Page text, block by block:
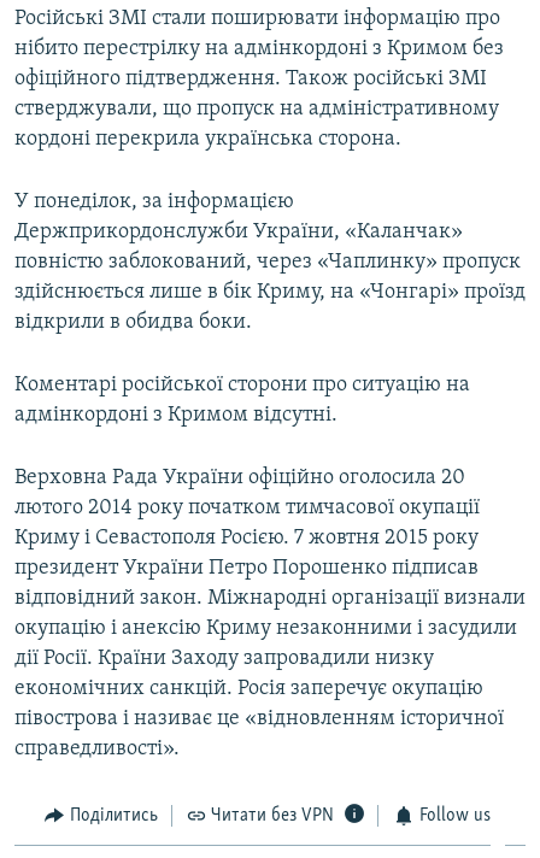
Російські ЗМІ стали поширювати інформацію про
нібито перестрілку на адмінкордоні з Кримом без
офіційного підтвердження. Також російські ЗМІ
стверджували, що пропуск на адміністративному
кордоні перекрила українська сторона.
У понеділок, за інформацією
Держприкордонслужби України, «Каланчак»
повністю заблокований, через «Чаплинку» пропуск
здійснюється лише в бік Криму, на «Чонгарі» проїзд
відкрили в обидва боки.
Коментарі російської сторони про ситуацію на
адмінкордоні з Кримом відсутні.
Верховна Рада України офіційно оголосила 20
лютого 2014 року початком тимчасової окупації
Криму і Севастополя Росією. 7 жовтня 2015 року
президент України Петро Порошенко підписав
відповідний закон. Міжнародні організації визнали
окупацію і анексію Криму незаконними і засудили
дії Росії. Країни Заходу запровадили низку
економічних санкцій. Росія заперечує окупацію
півострова і називає це «відновленням історичної
справедливості».
Поділитись Читати без VPN Follow us